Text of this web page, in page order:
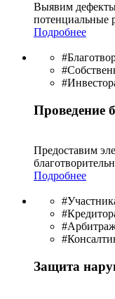
Выявим
потенциальные
Подробнее
Проведение
Предоставим
Подробнее
Защита